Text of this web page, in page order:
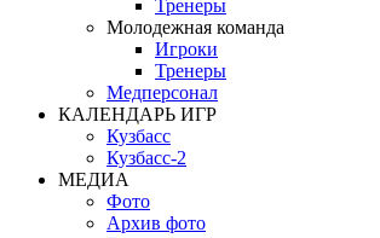
Тренеры
Молодежная команда
Игроки
Тренеры
Медперсонал
КАЛЕНДАРЬ ИГР
Кузбасс
Кузбасс-2
МЕДИА
Фото
Архив фото